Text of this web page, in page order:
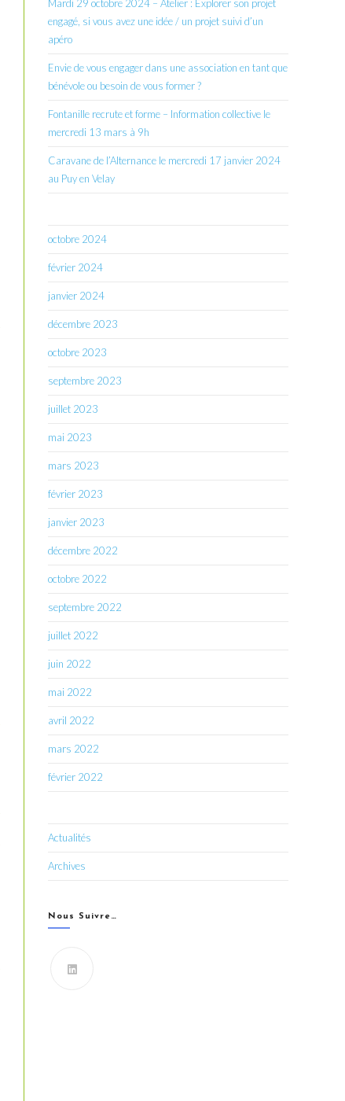
Mardi 29 octobre 2024 – Atelier : Explorer son projet
engagé, si vous avez une idée / un projet suivi d’un
apéro
Envie de vous engager dans une association en tant que
bénévole ou besoin de vous former ?
Fontanille recrute et forme – Information collective le
mercredi 13 mars à 9h
Caravane de l’Alternance le mercredi 17 janvier 2024
au Puy en Velay
octobre 2024
février 2024
janvier 2024
décembre 2023
octobre 2023
septembre 2023
juillet 2023
mai 2023
mars 2023
février 2023
janvier 2023
décembre 2022
octobre 2022
septembre 2022
juillet 2022
juin 2022
mai 2022
avril 2022
mars 2022
février 2022
Actualités
Archives
Nous Suivre…